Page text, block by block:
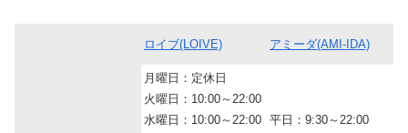
ロイブ(LOIVE) アミーダ(AMI-IDA)
月曜日：定休日
火曜日：10:00～22:00
水曜日：10:00～22:00 平日：9:30～22:00